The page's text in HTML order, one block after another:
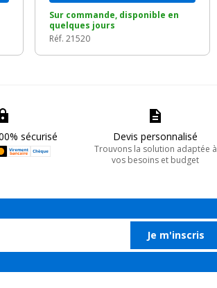
Sur commande, disponible en
quelques jours
Réf. 21520
sécurisé Devis personnalisé
Trouvons la solution adaptée à
vos besoins et budget
Je m'inscris